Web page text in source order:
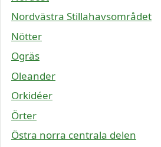
Nordvästra Stillahavsområdet
Nötter
Ogräs
Oleander
Orkidéer
Örter
Östra norra centrala delen